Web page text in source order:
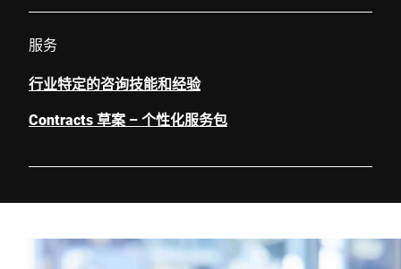
服务
行业特定的咨询技能和经验
Contracts 草案 – 个性化服务包